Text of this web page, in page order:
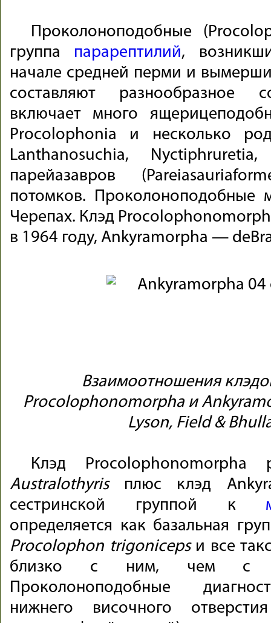
Проколоноподобные
группа парарептилий,
начале средней перми и
составляют разнообразное
включает много
Procolophonia и несколько
Lanthanosuchia,
парейазавров
потомков. Проколоноподобные
Черепах. Клэд
в 1964 году, Ankyramorpha —
Взаимоотношения
Procolophonomorpha и
Lyson, Field &
Клэд Procolophonomorpha
Australothyrisплюс клэд
сестринской группой к
определяется как базальная
Procolophon trigonicepsи все
близко с ним, чем
Проколоноподобные
нижнего височного